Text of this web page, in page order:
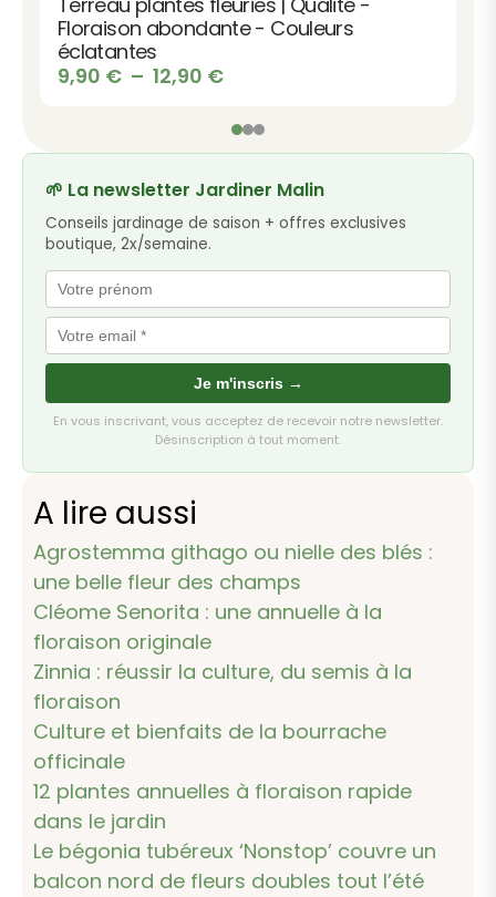
Floraison abondante - Couleurs
éclatantes
9,90 € – 12,90 €Plage
prix :
9,90 €
à
12,90 €
🌱 La newsletter Jardiner Malin
Conseils jardinage de saison + offres exclusives
boutique, 2x/semaine.
Je m'inscris →
En vous inscrivant, vous acceptez de recevoir notre newsletter.
Désinscription à tout moment.
A lire aussi
Agrostemma githago ou nielle des blés :
une belle fleur des champs
Cléome Senorita : une annuelle à la
floraison originale
Zinnia : réussir la culture, du semis à la
floraison
Culture et bienfaits de la bourrache
officinale
12 plantes annuelles à floraison rapide
dans le jardin
Le bégonia tubéreux ‘Nonstop’ couvre un
balcon nord de fleurs doubles tout l’été